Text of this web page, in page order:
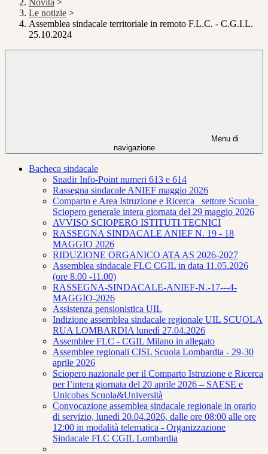
Novità >
Le notizie >
Assemblea sindacale territoriale in remoto F.L.C. - C.G.I.L.
25.10.2024
Menu di
navigazione
Bacheca sindacale
Snadir Info-Point numeri 613 e 614
Rassegna sindacale ANIEF maggio 2026
Comparto e Area Istruzione e Ricerca_ settore Scuola_
Sciopero generale intera giornata del 29 maggio 2026
AVVISO SCIOPERO ISTITUTI TECNICI
RASSEGNA SINDACALE ANIEF N. 19 - 18
MAGGIO 2026
RIDUZIONE ORGANICO ATA AS 2026-2027
Assemblea sindacale FLC CGIL in data 11.05.2026
(ore 8.00 -11.00)
RASSEGNA-SINDACALE-ANIEF-N.-17---4-
MAGGIO-2026
Assistenza pensionistica UIL
Indizione assemblea sindacale regionale UIL SCUOLA
RUA LOMBARDIA lunedì 27.04.2026
Assemblee FLC - CGIL Milano in allegato
Assemblee regionali CISL Scuola Lombardia - 29-30
aprile 2026
Sciopero nazionale per il Comparto Istruzione e Ricerca
per l’intera giornata del 20 aprile 2026 – SAESE e
Unicobas Scuola&Università
Convocazione assemblea sindacale regionale in orario
di servizio, lunedì 20.04.2026, dalle ore 08:00 alle ore
12:00 in modalità telematica - Organizzazione
Sindacale FLC CGIL Lombardia